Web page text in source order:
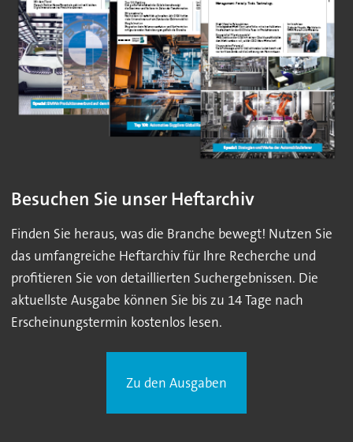
Besuchen Sie unser Heftarchiv
Finden Sie heraus, was die Branche bewegt! Nutzen Sie
das umfangreiche Heftarchiv für Ihre Recherche und
profitieren Sie von detaillierten Suchergebnissen. Die
aktuellste Ausgabe können Sie bis zu 14 Tage nach
Erscheinungstermin kostenlos lesen.
Zu den Ausgaben